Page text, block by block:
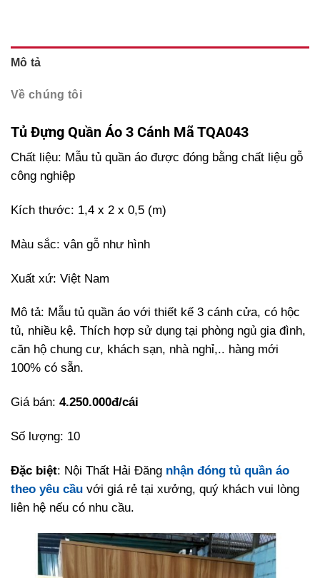
Mô tả
Về chúng tôi
Tủ Đựng Quần Áo 3 Cánh Mã TQA043
Chất liệu: Mẫu tủ quần áo được đóng bằng chất liệu gỗ
công nghiệp
Kích thước: 1,4 x 2 x 0,5 (m)
Màu sắc: vân gỗ như hình
Xuất xứ: Việt Nam
Mô tả: Mẫu tủ quần áo với thiết kế 3 cánh cửa, có hộc
tủ, nhiều kệ. Thích hợp sử dụng tại phòng ngủ gia đình,
căn hộ chung cư, khách sạn, nhà nghỉ,.. hàng mới
100% có sẵn.
Giá bán: 4.250.000đ/cái
Số lượng: 10
Đặc biệt: Nội Thất Hải Đăng nhận đóng tủ quần áo
theo yêu cầu với giá rẻ tại xưởng, quý khách vui lòng
liên hệ nếu có nhu cầu.